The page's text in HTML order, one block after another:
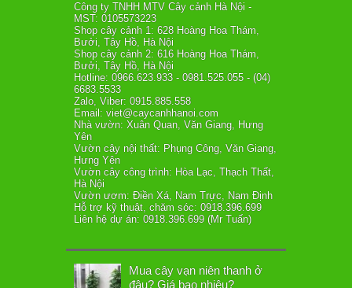
Công ty TNHH MTV Cây cảnh Hà Nội -
MST: 0105573223
Shop cây cảnh 1: 628 Hoàng Hoa Thám,
Bưởi, Tây Hồ, Hà Nội
Shop cây cảnh 2: 616 Hoàng Hoa Thám,
Bưởi, Tây Hồ, Hà Nội
Hotline: 0966.623.933 - 0981.525.055 - (04)
6683.5533
Zalo, Viber: 0915.885.558
Email: viet@caycanhhanoi.com
Nhà vườn: Xuân Quan, Văn Giang, Hưng
Yên
Vườn cây nội thất: Phụng Công, Văn Giang,
Hưng Yên
Vườn cây công trình: Hòa Lạc, Thạch Thất,
Hà Nội
Vườn ươm: Điền Xá, Nam Trực, Nam Định
Hỗ trợ kỹ thuật, chăm sóc: 0918.396.699
Liên hệ dự án: 0918.396.699 (Mr Tuấn)
Mua cây vạn niên thanh ở
đâu? Giá bao nhiêu?